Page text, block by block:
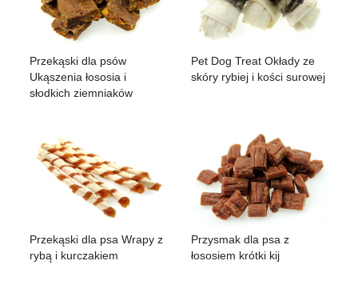
Przekąski dla psów
Ukąszenia łososia i
słodkich ziemniaków
Pet Dog Treat Okłady ze
skóry rybiej i kości surowej
Przekąski dla psa Wrapy z
rybą i kurczakiem
Przysmak dla psa z
łososiem krótki kij